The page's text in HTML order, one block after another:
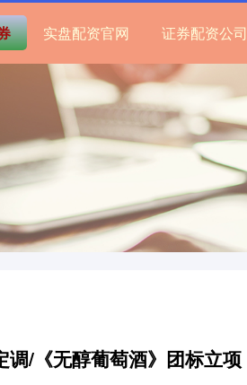
实盘配资官网 证券配资公司
/《无醇葡萄酒》团标立项